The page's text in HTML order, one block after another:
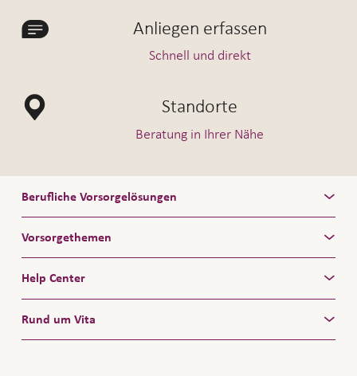
Anliegen erfassen
Schnell und direkt
Standorte
Beratung in Ihrer Nähe
Berufliche Vorsorgelösungen
Vorsorgethemen
Help Center
Rund um Vita